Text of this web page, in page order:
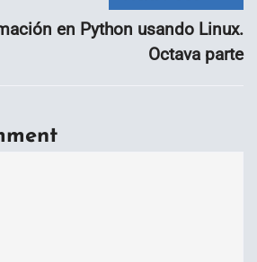
en Python usando Linux.
Octava parte